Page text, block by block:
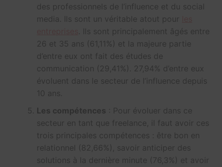
des professionnels de l’influence et du social
media. Ils sont un véritable atout pour
. Ils sont principalement âgés entre
26 et 35 ans (61,11%) et la majeure partie
d’entre eux ont fait des études de
communication (29,41%). 27,94% d’entre eux
évoluent dans le secteur de l’influence depuis
10 ans.
Les compétences : Pour évoluer dans ce
secteur en tant que freelance, il faut avoir ces
trois principales compétences : être bon en
relationnel (82,66%), savoir anticiper des
solutions à la dernière minute (76,3%) et avoir